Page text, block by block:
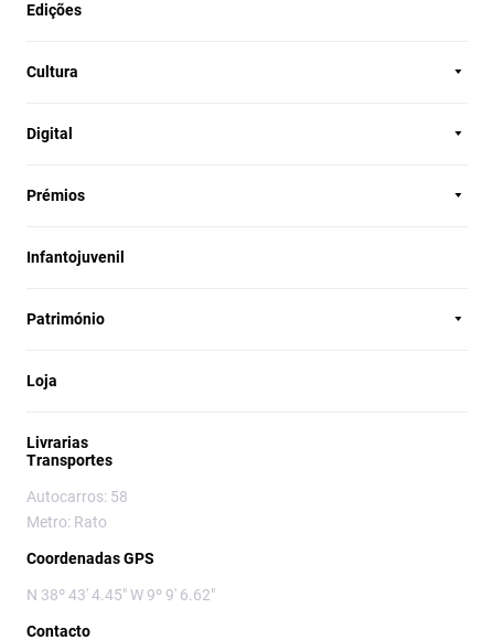
Edições
Cultura
Digital
Prémios
Infantojuvenil
Património
Loja
Livrarias
Transportes
Autocarros: 58
Metro: Rato
Coordenadas GPS
N 38º 43' 4.45" W 9º 9' 6.62"
Contacto